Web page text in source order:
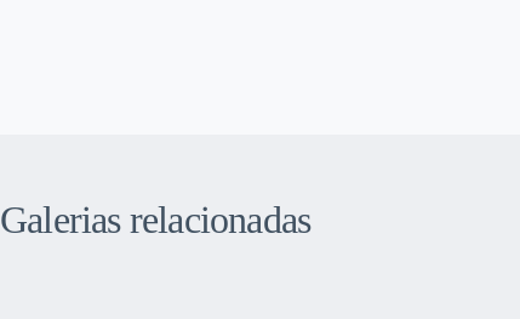
Galerias relacionadas